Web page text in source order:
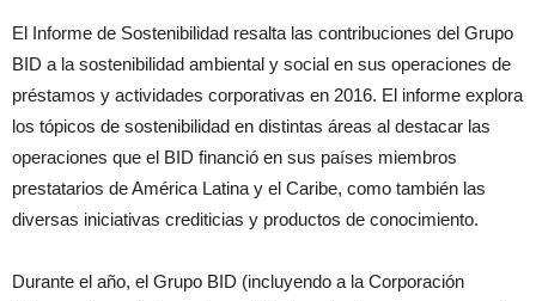
El Informe de Sostenibilidad resalta las contribuciones del Grupo
BID a la sostenibilidad ambiental y social en sus operaciones de
préstamos y actividades corporativas en 2016. El informe explora
los tópicos de sostenibilidad en distintas áreas al destacar las
operaciones que el BID financió en sus países miembros
prestatarios de América Latina y el Caribe, como también las
diversas iniciativas crediticias y productos de conocimiento.
Durante el año, el Grupo BID (incluyendo a la Corporación